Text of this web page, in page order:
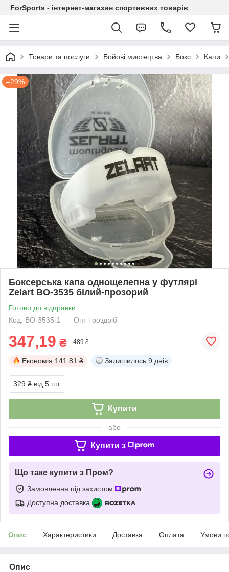
ForSports - інтернет-магазин спортивних товарів
Товари та послуги Бойові мистецтва Бокс Капи
–29%
Боксерська капа однощелепна у футлярі
Zelart BO-3535 білий-прозорий
Готово до відправки
Код: BO-3535-1
Опт і роздріб
347,19 ₴ 489 ₴
Економія 141.81 ₴ Залишилось 9 днів
329 ₴ від 5 шт.
Купити
або
Купити з
Що таке купити з Пром?
Замовлення під захистом
Доступна доставка
Опис Характеристики Доставка Оплата Умови
Опис